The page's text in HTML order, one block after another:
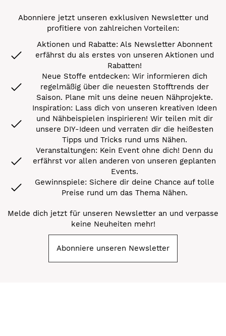
Abonniere jetzt unseren exklusiven Newsletter und
profitiere von zahlreichen Vorteilen:
Aktionen und Rabatte: Als Newsletter Abonnent
erfährst du als erstes von unseren Aktionen und
Rabatten!
Neue Stoffe entdecken: Wir informieren dich
regelmäßig über die neuesten Stofftrends der
Saison. Plane mit uns deine neuen Nähprojekte.
Inspiration: Lass dich von unseren kreativen Ideen
und Nähbeispielen inspirieren! Wir teilen mit dir
unsere DIY-Ideen und verraten dir die heißesten
Tipps und Tricks rund ums Nähen.
Veranstaltungen: Kein Event ohne dich! Denn du
erfährst vor allen anderen von unseren geplanten
Events.
Gewinnspiele: Sichere dir deine Chance auf tolle
Preise rund um das Thema Nähen.
Melde dich jetzt für unseren Newsletter an und verpasse
keine Neuheiten mehr!
Abonniere unseren Newsletter